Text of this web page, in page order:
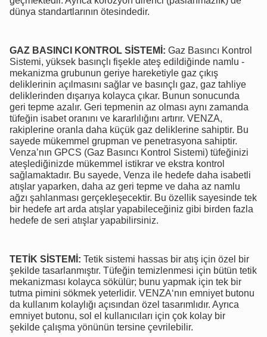
dünya standartlarının ötesindedir.
GAZ BASINCI KONTROL SİSTEMİ: Gaz Basıncı Kontrol
Sistemi, yüksek basınçlı fişekle ateş edildiğinde namlu -
mekanizma grubunun geriye hareketiyle gaz çıkış
deliklerinin açılmasını sağlar ve basınçlı gaz, gaz tahliye
deliklerinden dışarıya kolayca çıkar. Bunun sonucunda
geri tepme azalır. Geri tepmenin az olması aynı zamanda
tüfeğin isabet oranını ve kararlılığını artırır. VENZA,
rakiplerine oranla daha küçük gaz deliklerine sahiptir. Bu
sayede mükemmel grupman ve penetrasyona sahiptir.
Venza’nın GPCS (Gaz Basıncı Kontrol Sistemi) tüfeğinizi
ateşlediğinizde mükemmel istikrar ve ekstra kontrol
sağlamaktadır. Bu sayede, Venza ile hedefe daha isabetli
atışlar yaparken, daha az geri tepme ve daha az namlu
ağzı şahlanması gerçekleşecektir. Bu özellik sayesinde tek
bir hedefe art arda atışlar yapabileceğiniz gibi birden fazla
hedefe de seri atışlar yapabilirsiniz.
TETİK SİSTEMİ: Tetik sistemi hassas bir atış için özel bir
şekilde tasarlanmıştır. Tüfeğin temizlenmesi için bütün tetik
mekanizması kolayca sökülür; bunu yapmak için tek bir
tutma pimini sökmek yeterlidir. VENZA‘nın emniyet butonu
da kullanım kolaylığı açısından özel tasarımlıdır. Ayrıca
emniyet butonu, sol el kullanıcıları için çok kolay bir
şekilde çalışma yönünün tersine çevrilebilir.